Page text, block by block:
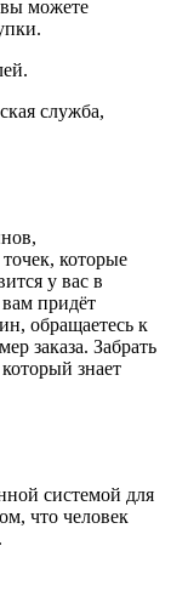
можете
служба,
которые
у вас в
придёт
обращаетесь к
заказа. Забрать
знает
системой для
что человек